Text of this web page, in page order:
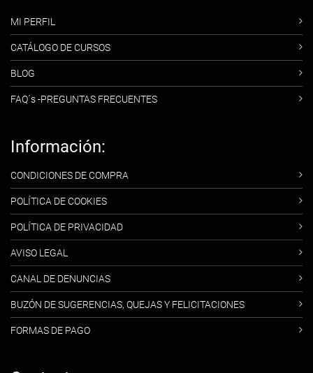
MI PERFIL
CATÁLOGO DE CURSOS
BLOG
FAQ´s -PREGUNTAS FRECUENTES
Información:
CONDICIONES DE COMPRA
POLÍTICA DE COOKIES
POLÍTICA DE PRIVACIDAD
AVISO LEGAL
CANAL DE DENUNCIAS
BUZÓN DE SUGERENCIAS, QUEJAS Y FELICITACIONES
FORMAS DE PAGO